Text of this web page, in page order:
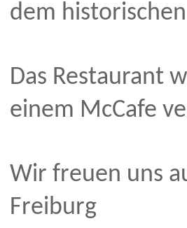
dem
Das Restaurant
einem McCafe
Wir freuen uns
Freiburg